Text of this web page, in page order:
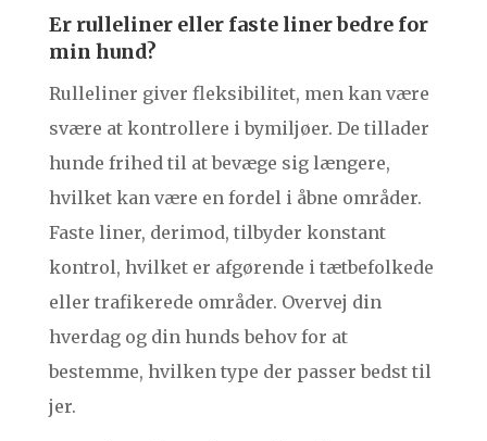
Er rulleliner eller faste liner bedre for
min hund?
Rulleliner giver fleksibilitet, men kan være
svære at kontrollere i bymiljøer. De tillader
hunde frihed til at bevæge sig længere,
hvilket kan være en fordel i åbne områder.
Faste liner, derimod, tilbyder konstant
kontrol, hvilket er afgørende i tætbefolkede
eller trafikerede områder. Overvej din
hverdag og din hunds behov for at
bestemme, hvilken type der passer bedst til
jer.